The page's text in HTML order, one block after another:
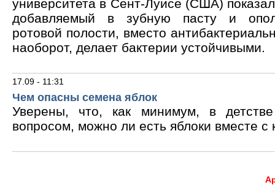
университета в Сент-Луисе (США)
добавляемый в зубную пасту и
ротовой полости, вместо
наоборот, делает бактерии устойчивыми.
17.09 - 11:31
Чем опасны семена яблок
Уверены, что, как минимум, в
вопросом, можно ли есть яблоки вместе с